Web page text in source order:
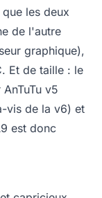
les deux
de l'autre
graphique),
Et de taille : le
v5
vis de la v6) et
est donc